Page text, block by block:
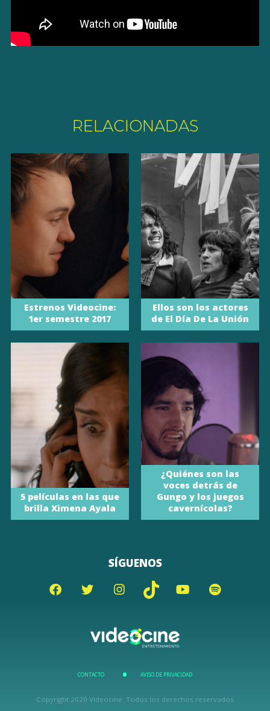
RELACIONADAS
Estrenos Videocine:
1er semestre 2017
Ellos son los actores
de El Día De La Unión
5 películas en las que
brilla Ximena Ayala
¿Quiénes son las
voces detrás de
Gungo y los juegos
cavernícolas?
SÍGUENOS
CONTACTO AVISO DE PRIVACIDAD
Copyright 2020 Videocine. Todos los derechos reservados